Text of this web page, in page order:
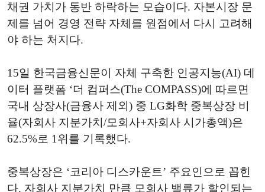
채권 가치가 동반 하락하는 모습이다. 자본시장 문
제를 넘어 경영 전략 자체를 원점에서 다시 고려해
야 하는 처지다.
15일 한국금융신문이 자체 구축한 인공지능(AI) 데
이터 플랫폼 ‘더 컴퍼스(The COMPASS)에 따르면
국내 상장사(금융사 제외) 중 LG화학 중복상장 비
율(자회사 지분가치/모회사+자회사 시가총액)은
62.5%로 1위를 기록했다.
중복상장은 ‘코리아 디스카운트’ 주요인으로 꼽힌
다. 자회사 지분가치 만큼 모회사 밸류가 할인되는